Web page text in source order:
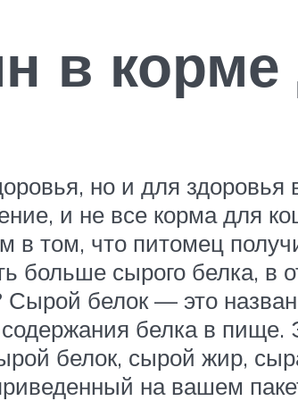
в
но и для
и не все корма для
том, что питомец
сырого белка, в
белок — это
белка в пище.
белок, сырой жир,
на вашем